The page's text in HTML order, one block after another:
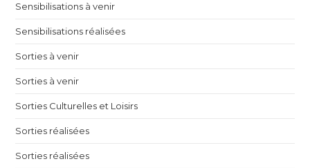
Sensibilisations à venir
Sensibilisations réalisées
Sorties à venir
Sorties à venir
Sorties Culturelles et Loisirs
Sorties réalisées
Sorties réalisées